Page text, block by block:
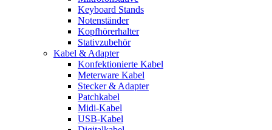
Keyboard Stands
Notenständer
Kopfhörerhalter
Stativzubehör
Kabel & Adapter
Konfektionierte Kabel
Meterware Kabel
Stecker & Adapter
Patchkabel
Midi-Kabel
USB-Kabel